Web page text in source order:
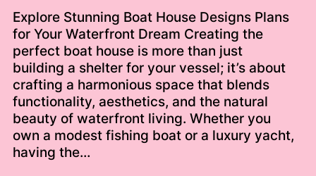
Explore Stunning Boat House Designs Plans
for Your Waterfront Dream Creating the
perfect boat house is more than just
building a shelter for your vessel; it’s about
crafting a harmonious space that blends
functionality, aesthetics, and the natural
beauty of waterfront living. Whether you
own a modest fishing boat or a luxury yacht,
having the…